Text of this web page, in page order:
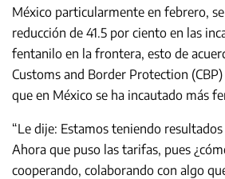
México particularmente en febrero,
reducción de 41.5 por ciento en las
fentanilo en la frontera, esto de
Customs and Border Protection
que en México se ha incautado más
“Le dije: Estamos teniendo
Ahora que puso las tarifas, pues
cooperando, colaborando con algo